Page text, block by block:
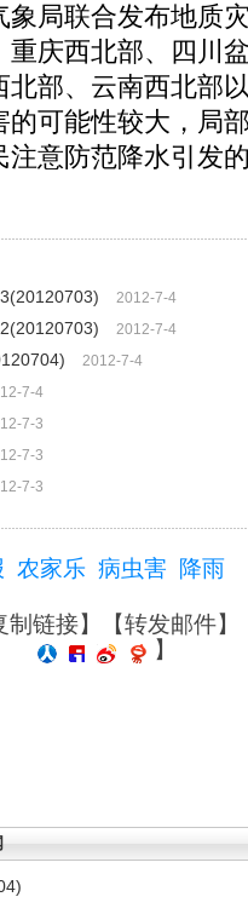
局联合发布地质
庆西北部、四川
部、云南西北部
可能性较大，局
意防范降水引发
2012-7-4
2012-7-4
2012-7-4
7-4
7-3
7-3
7-3
农家乐 病虫害 降雨
制链接】【转发邮件】
】